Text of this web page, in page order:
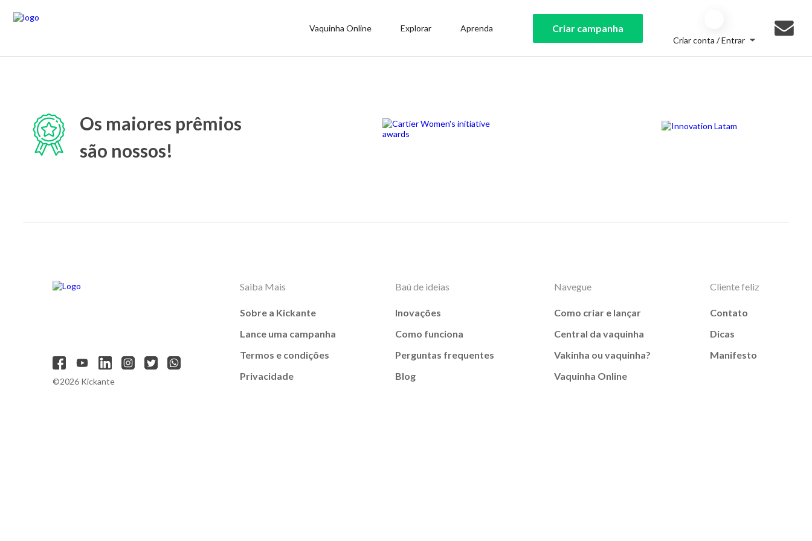
Vaquinha Online Explorar Aprenda Criar campanha
Criar conta / Entrar
Os maiores prêmios
são nossos!
©2026 Kickante
Saiba Mais
Sobre a Kickante
Lance uma campanha
Termos e condições
Privacidade
Baú de ideias
Inovações
Como funciona
Perguntas frequentes
Blog
Navegue
Como criar e lançar
Central da vaquinha
Vakinha ou vaquinha?
Vaquinha Online
Cliente feliz
Contato
Dicas
Manifesto